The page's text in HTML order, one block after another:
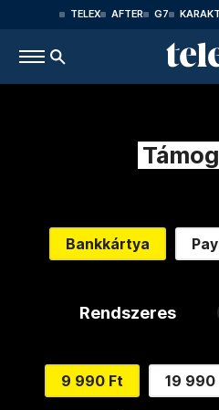
TELEX AFTER G7
Bankkártya
Rendszeres
9 990 Ft 19 990